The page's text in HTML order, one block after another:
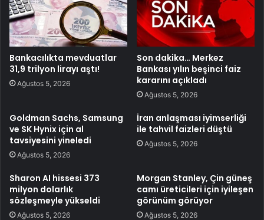
Bankacılıkta mevduatlar
31,9 trilyon lirayı aştı!
Ağustos 5, 2026
Son dakika… Merkez
Bankası yılın beşinci faiz
kararını açıkladı
Ağustos 5, 2026
Goldman Sachs, Samsung
ve SK Hynix için al
tavsiyesini yineledi
Ağustos 5, 2026
İran anlaşması iyimserliği
ile tahvil faizleri düştü
Ağustos 5, 2026
Sharon AI hissesi 373
milyon dolarlık
sözleşmeyle yükseldi
Ağustos 5, 2026
Morgan Stanley, Çin güneş
camı üreticileri için iyileşen
görünüm görüyor
Ağustos 5, 2026